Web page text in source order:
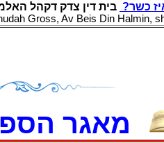
כשר? בית דין צדק דקהל
Gross, Av Beis Din Halmin,
מאגר